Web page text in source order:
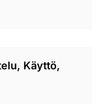
Käyttö,